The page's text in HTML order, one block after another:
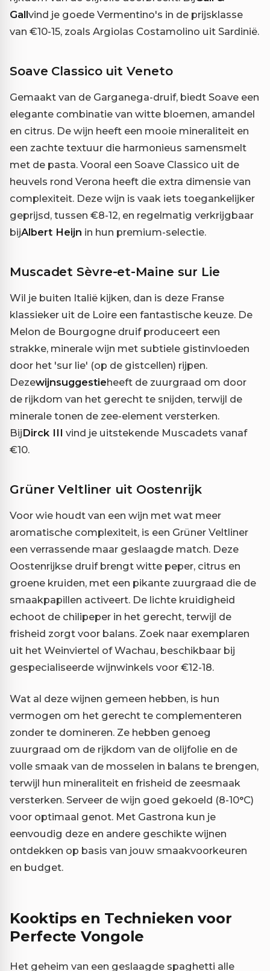
Gallvind je goede Vermentino's in de prijsklasse
van €10-15, zoals Argiolas Costamolino uit Sardinië.
Soave Classico uit Veneto
Gemaakt van de Garganega-druif, biedt Soave een
elegante combinatie van witte bloemen, amandel
en citrus. De wijn heeft een mooie mineraliteit en
een zachte textuur die harmonieus samensmelt
met de pasta. Vooral een Soave Classico uit de
heuvels rond Verona heeft die extra dimensie van
complexiteit. Deze wijn is vaak iets toegankelijker
geprijsd, tussen €8-12, en regelmatig verkrijgbaar
bijAlbert Heijn in hun premium-selectie.
Muscadet Sèvre-et-Maine sur Lie
Wil je buiten Italië kijken, dan is deze Franse
klassieker uit de Loire een fantastische keuze. De
Melon de Bourgogne druif produceert een
strakke, minerale wijn met subtiele gistinvloeden
door het 'sur lie' (op de gistcellen) rijpen.
Dezewijnsuggestieheeft de zuurgraad om door
de rijkdom van het gerecht te snijden, terwijl de
minerale tonen de zee-element versterken.
BijDirck III vind je uitstekende Muscadets vanaf
€10.
Grüner Veltliner uit Oostenrijk
Voor wie houdt van een wijn met wat meer
aromatische complexiteit, is een Grüner Veltliner
een verrassende maar geslaagde match. Deze
Oostenrijkse druif brengt witte peper, citrus en
groene kruiden, met een pikante zuurgraad die de
smaakpapillen activeert. De lichte kruidigheid
echoot de chilipeper in het gerecht, terwijl de
frisheid zorgt voor balans. Zoek naar exemplaren
uit het Weinviertel of Wachau, beschikbaar bij
gespecialiseerde wijnwinkels voor €12-18.
Wat al deze wijnen gemeen hebben, is hun
vermogen om het gerecht te complementeren
zonder te domineren. Ze hebben genoeg
zuurgraad om de rijkdom van de olijfolie en de
volle smaak van de mosselen in balans te brengen,
terwijl hun mineraliteit en frisheid de zeesmaak
versterken. Serveer de wijn goed gekoeld (8-10°C)
voor optimaal genot. Met Gastrona kun je
eenvoudig deze en andere geschikte wijnen
ontdekken op basis van jouw smaakvoorkeuren
en budget.
Kooktips en Technieken voor
Perfecte Vongole
Het geheim van een geslaagde spaghetti alle